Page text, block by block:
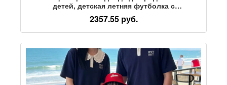
детей, детская летняя футболка с
солнцезащитным кремом для мальчиков, топы
с короткими рукавами для девочек
2357.55 руб.